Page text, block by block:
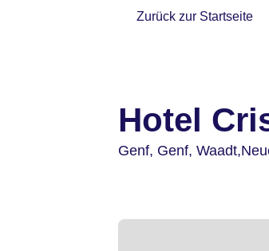
Zurück zur Startseite
Hotel
Genf, Genf,